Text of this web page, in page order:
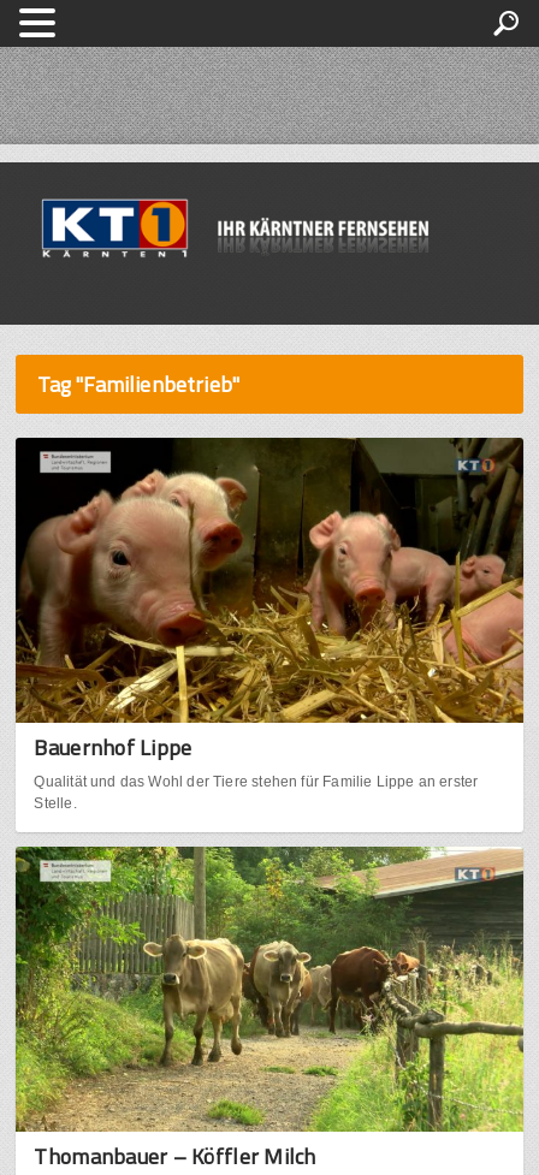
Tag "Familienbetrieb"
Bauernhof Lippe
Qualität und das Wohl der Tiere stehen für Familie Lippe an erster
Stelle.
Thomanbauer – Köffler Milch